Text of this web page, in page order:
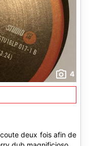
4
deux fois afin de